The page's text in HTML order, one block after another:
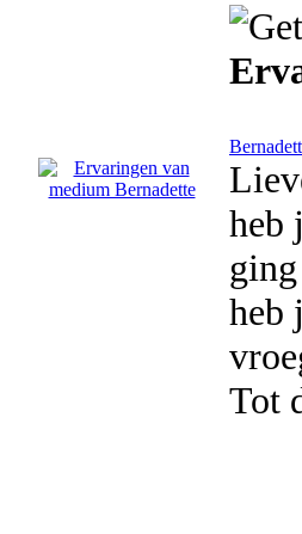
heb
heb
Tot